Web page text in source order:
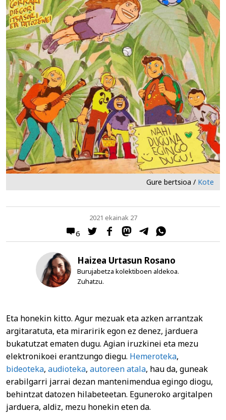
Gure bertsioa / Kote
6
2021 ekainak 27
Haizea Urtasun Rosano
Burujabetza kolektiboen aldekoa.
Zuhatzu.
Eta honekin kitto. Agur mezuak eta azken arrantzak
argitaratuta, eta miraririk egon ez denez, jarduera
bukatutzat ematen dugu. Agian iruzkinei eta mezu
elektronikoei erantzungo diegu. Hemeroteka,
bideoteka, audioteka, autoreen atala, hau da, guneak
erabilgarri jarrai dezan mantenimendua egingo diogu,
behintzat datozen hilabeteetan. Eguneroko argitalpen
jarduera, aldiz, mezu honekin eten da.